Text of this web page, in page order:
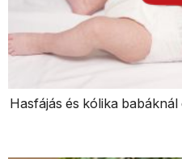
Hasfájás és kólika